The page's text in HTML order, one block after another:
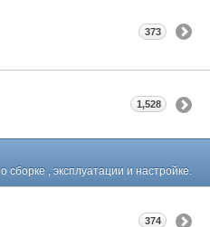
373
1,528
, эксплуатации и настройке.
374